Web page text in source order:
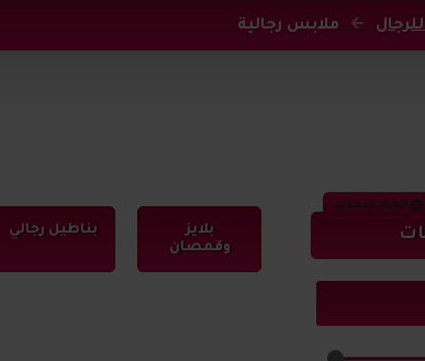
ملابس رجالية
الغاء التحديد
بلايز
وقمصان
بناطيل رجالي